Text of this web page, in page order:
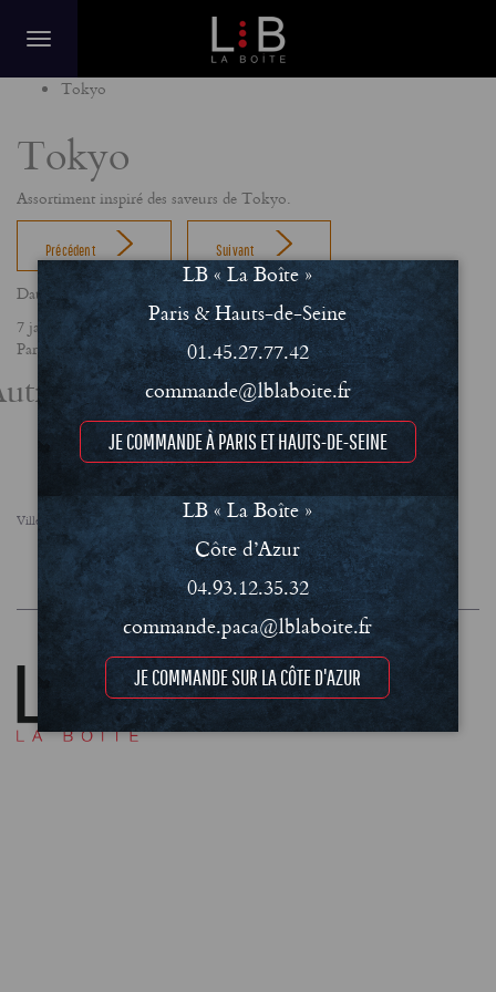
Tokyo
Tokyo
Assortiment inspiré des saveurs de Tokyo.
Précédent Suivant
Date
7 janvier 2021
Partager
actualités
Villes FAQ Le concept
Notre engagement RSE
Conditions Générales de Vente (CGV)
Mentions légales et Politique de confidentialité
LB « La Boîte »
Paris & Hauts-de-Seine
01.45.27.77.42
commande@lblaboite.fr
JE COMMANDE À PARIS ET HAUTS-DE-SEINE
LB « La Boîte »
Côte d’Azur
04.93.12.35.32
commande.paca@lblaboite.fr
JE COMMANDE SUR LA CÔTE D'AZUR